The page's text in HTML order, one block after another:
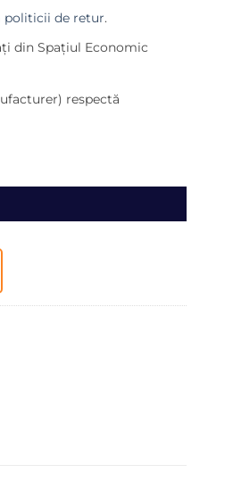
politicii de retur.
din Spațiul Economic
respectă